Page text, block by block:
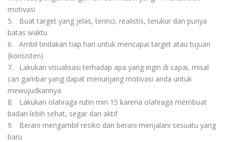
motivasi
5. Buat target yang jelas, terinci, realistis, terukur dan punya
batas waktu
6. Ambil tindakan tiap hari untuk mencapai target atau tujuan
(konsisten)
7. Lakukan visualisasi terhadap apa yang ingin di capai, misal
cari gambar yang dapat menunjang motivasi anda untuk
mewujudkannya
8. Lakukan olahraga rutin min 15 karena olahraga membuat
badan lebih sehat, segar dan aktif
9. Berani mengambil resiko dan berani menjalani sesuatu yang
baru